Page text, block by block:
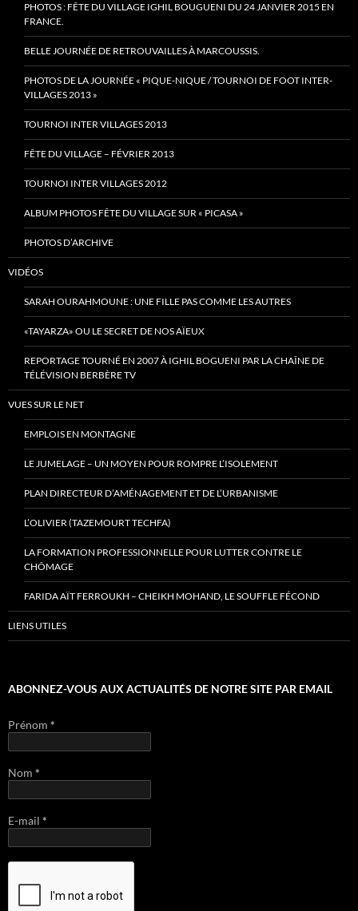
PHOTOS : FÊTE DU VILLAGE IGHIL BOUGUENI DU 24 JANVIER 2015 EN
FRANCE.
BELLE JOURNÉE DE RETROUVAILLES À MARCOUSSIS.
PHOTOS DE LA JOURNÉE « PIQUE-NIQUE / TOURNOI DE FOOT INTER-
VILLAGES 2013 »
TOURNOI INTER VILLAGES 2013
FÊTE DU VILLAGE – FÉVRIER 2013
TOURNOI INTER VILLAGES 2012
ALBUM PHOTOS FÊTE DU VILLAGE SUR « PICASA »
PHOTOS D’ARCHIVE
VIDÉOS
SARAH OURAHMOUNE : UNE FILLE PAS COMME LES AUTRES
«TAYARZA» OU LE SECRET DE NOS AÏEUX
REPORTAGE TOURNÉ EN 2007 À IGHIL BOGUENI PAR LA CHAÎNE DE
TÉLÉVISION BERBÈRE TV
VUES SUR LE NET
EMPLOIS EN MONTAGNE
LE JUMELAGE – UN MOYEN POUR ROMPRE L’ISOLEMENT
PLAN DIRECTEUR D’AMÉNAGEMENT ET DE L’URBANISME
L’OLIVIER (TAZEMOURT TECHFA)
LA FORMATION PROFESSIONNELLE POUR LUTTER CONTRE LE
CHÔMAGE
FARIDA AÏT FERROUKH – CHEIKH MOHAND, LE SOUFFLE FÉCOND
LIENS UTILES
ABONNEZ-VOUS AUX ACTUALITÉS DE NOTRE SITE PAR EMAIL
Prénom *
Nom *
E-mail *